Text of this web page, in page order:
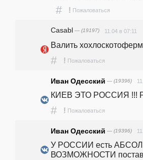
# ! Пожаловаться
Casabl — (19197) 11.04 в 07:11
Валить
# ! Пожаловаться
Иван Одесский — (19396)
КИЕВ ЭТО РОССИЯ
# ! Пожаловаться
Иван Одесский — (19396)
У РОССИИ есть
ВОЗМОЖНОСТИ